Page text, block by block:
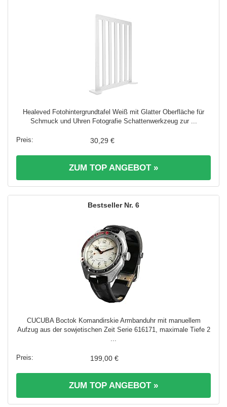
Healeved Fotohintergrundtafel Weiß mit Glatter Oberfläche für
Schmuck und Uhren Fotografie Schattenwerkzeug zur ...
30,29 €
ZUM TOP ANGEBOT »
6
CUCUBA Boctok Komandirskie Armbanduhr mit manuellem
Aufzug aus der sowjetischen Zeit Serie 616171, maximale Tiefe 2
...
199,00 €
ZUM TOP ANGEBOT »